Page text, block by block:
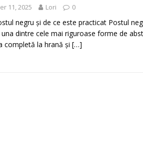
11, 2025 Lori 0
negru și de ce este practicat Postul
dintre cele mai riguroase forme de
completă la hrană și […]